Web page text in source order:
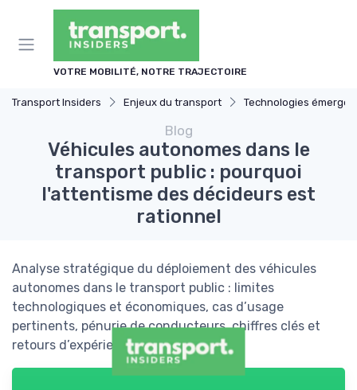
VOTRE MOBILITÉ, NOTRE TRAJECTOIRE
Transport Insiders Enjeux du transport Technologies
Blog
Véhicules autonomes dans le
transport public : pourquoi
l'attentisme des décideurs est
rationnel
Analyse stratégique du déploiement des véhicules
autonomes dans le transport public : limites
technologiques et économiques, cas d’usage
pertinents, pénurie de conducteurs, chiffres clés et
retours d’expérience en France.
Panneau de gestion des cookies